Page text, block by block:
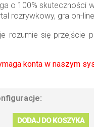
o 100% skuteczności
rozrywkowy, gra on-
rozumie się przejście
konta w naszym
DODAJ DO KOSZYKA